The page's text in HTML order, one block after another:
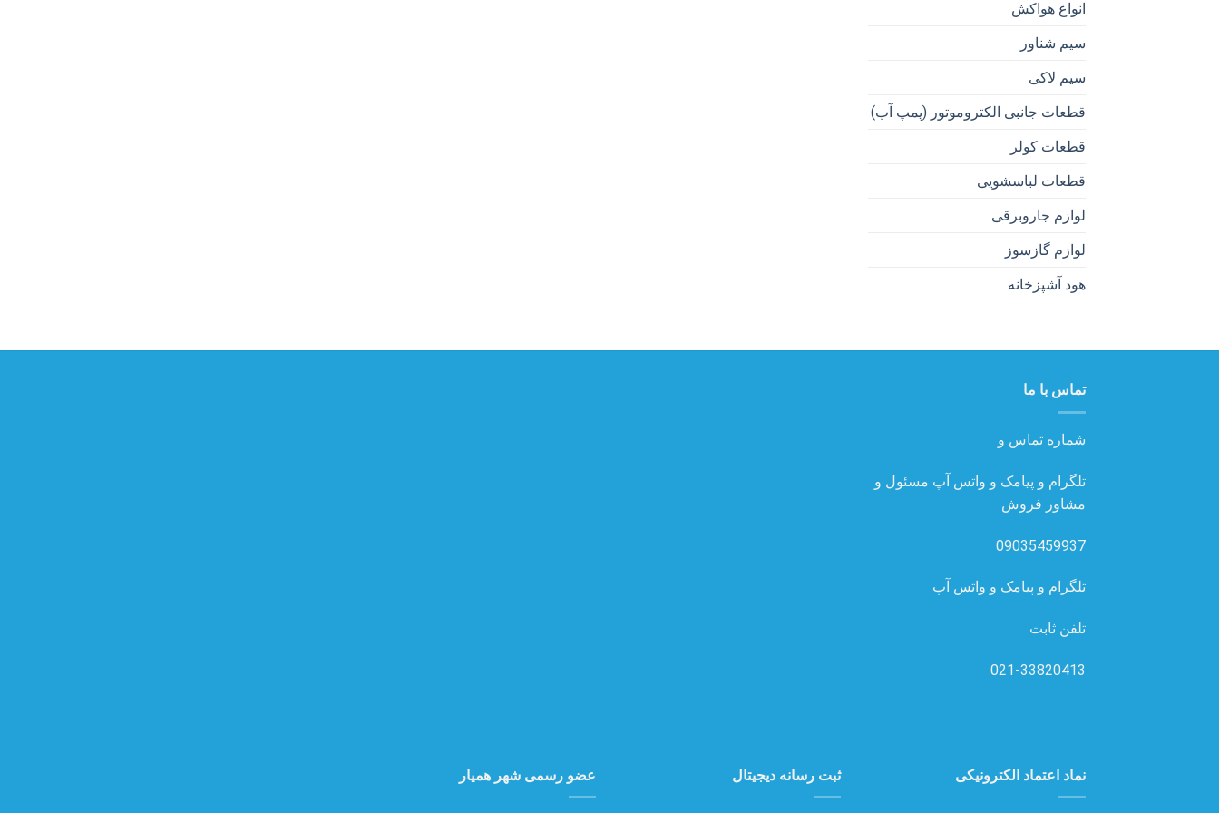
انواع هواکش
سیم شناور
سیم لاکی
قطعات جانبی الکتروموتور (پمپ آب)
قطعات کولر
قطعات لباسشویی
لوازم جاروبرقی
لوازم گازسوز
هود آشپزخانه
تماس با ما
شماره تماس و
تلگرام و پیامک و واتس آپ مسئول و
مشاور فروش
09035459937
تلگرام و پیامک و واتس آپ
تلفن ثابت
021-33820413
نماد اعتماد الکترونیکی ثبت رسانه دیجیتال عضو رسمی شهر همیار